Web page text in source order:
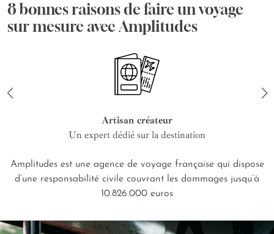
8 bonnes raisons de faire un voyage
sur mesure avec Amplitudes
Artisan créateur
Un expert dédié sur la destination
Amplitudes est une agence de voyage française qui dispose
d’une responsabilité civile couvrant les dommages jusqu’à
10.826.000 euros